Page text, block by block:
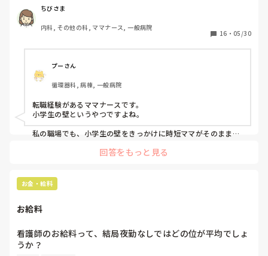
とても気難しい人、揚げ足取る人、繊細な人だと自分の発言を
気にされ、最悪訪問NGになることもある。
挙げるといろいろありますが、私は精神科訪問看護は好きでし
持して近場に転職したいです。
実際に転職された方で、実際の条件や的確な給料表示など良
かった転職サイトや、どのように転職活動したか教えていた
ちびさま
内科, その他の科, ママナース, 一般病院
16 ・ 05/30
プーさん
循環器科, 病棟, 一般病院
転職経験があるママナースです。
小学生の壁というやつですよね。
私の職場でも、小学生の壁をきっかけに時短ママがそのまま退
一年生って下校も早いですし、1人でお留守番も難しい時期で
私自身は上と何度も交渉して、結果的に小学三年生までは時短
延長ができるようになりました。
今の職場については、先に職場を決めてから徒歩圏内で通える
（当時は車が1台しかなく、夫が使用していたためです）
持ち家の方だとあまり参考にならないかもしれませんが💦
回答をもっと見る
お金・給料
お給料
看護師のお給料って、結局夜勤なしではどの位が平均でしょ
うか？